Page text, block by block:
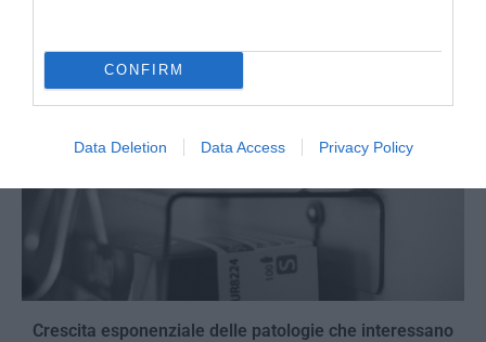
CONFIRM
Data Deletion Data Access Privacy Policy
Crescita esponenziale delle patologie che interessano